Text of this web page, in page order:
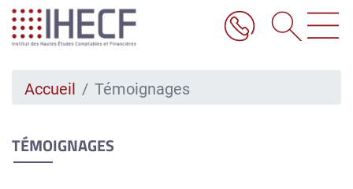
Aller
au
contenu
Accueil Témoignages
TÉMOIGNAGES